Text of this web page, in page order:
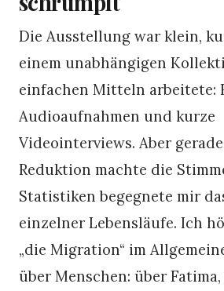
Die Ausstellung war klein,
einem unabhängigen
einfachen Mitteln arbeitete:
Audioaufnahmen und kurze
Videointerviews. Aber
Reduktion machte die
Statistiken begegnete mir
einzelner Lebensläufe. Ich
„die Migration“ im
über Menschen: über